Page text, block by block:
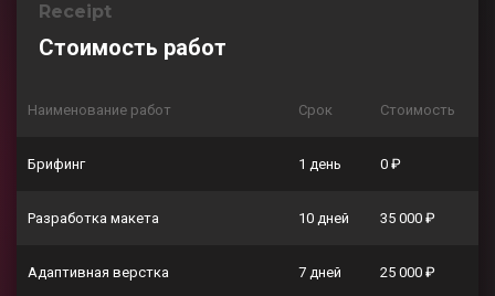
Receipt
Стоимость работ
Наименование работ Срок Стоимость
Брифинг 1 день 0 ₽
Разработка макета 10 дней 35 000 ₽
Адаптивная верстка 7 дней 25 000 ₽